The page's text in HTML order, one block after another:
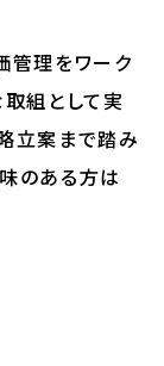
管理をワーク
組として実
立案まで踏み
のある方は